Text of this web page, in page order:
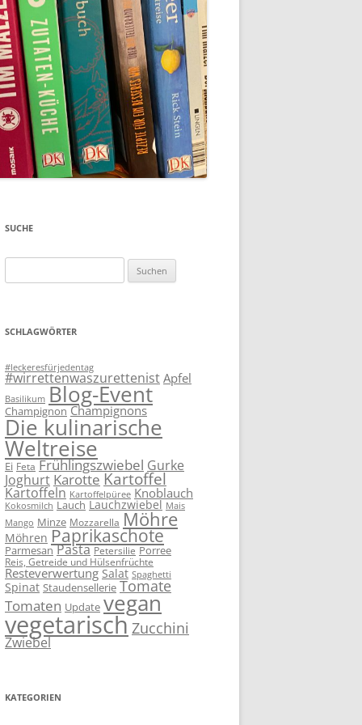
SUCHE
nach:
SCHLAGWÖRTER
#leckeresfürjedentag
#wirrettenwaszurettenist Apfel
Basilikum Blog-Event
Champignon Champignons
Die kulinarische
Weltreise
Ei Feta Frühlingszwiebel Gurke
Joghurt Karotte Kartoffel
Kartoffeln Kartoffelpüree Knoblauch
Kokosmilch Lauch Lauchzwiebel Mais
Mango Minze Mozzarella Möhre
Möhren Paprikaschote
Parmesan Pasta Petersilie Porree
Reis, Getreide und Hülsenfrüchte
Resteverwertung Salat Spaghetti
Spinat Staudensellerie Tomate
Tomaten Update vegan
vegetarischZucchini
Zwiebel
KATEGORIEN